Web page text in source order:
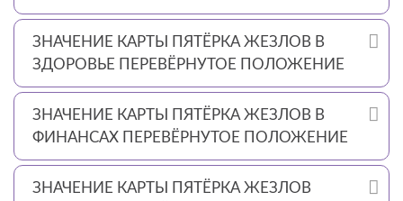
ЗНАЧЕНИЕ КАРТЫ ПЯТЁРКА ЖЕЗЛОВ В
ЗДОРОВЬЕ ПЕРЕВЁРНУТОЕ ПОЛОЖЕНИЕ
ЗНАЧЕНИЕ КАРТЫ ПЯТЁРКА ЖЕЗЛОВ В
ФИНАНСАХ ПЕРЕВЁРНУТОЕ ПОЛОЖЕНИЕ
ЗНАЧЕНИЕ КАРТЫ ПЯТЁРКА ЖЕЗЛОВ